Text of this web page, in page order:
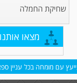
שחיקת החמלה
מצאו
עם מומחה בכל עניין